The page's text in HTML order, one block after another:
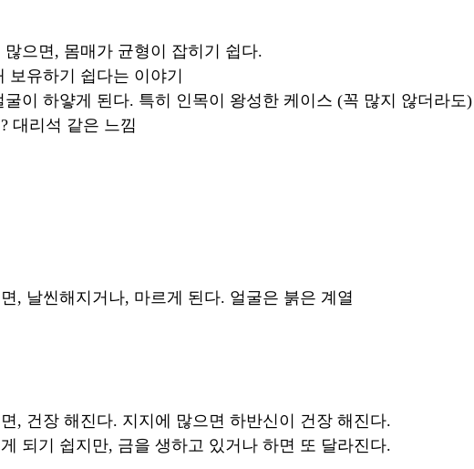
많으면, 몸매가 균형이 잡히기 쉽다.
보유하기 쉽다는 이야기
굴이 하얗게 된다. 특히 인목이 왕성한 케이스 (꼭 많지 않더라도)
대리석 같은 느낌
, 날씬해지거나, 마르게 된다. 얼굴은 붉은 계열
, 건장 해진다. 지지에 많으면 하반신이 건장 해진다.
되기 쉽지만, 금을 생하고 있거나 하면 또 달라진다.